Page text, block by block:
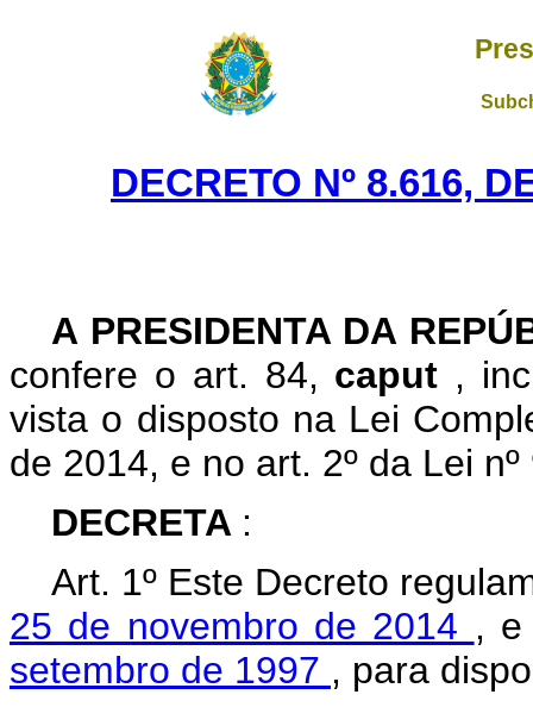
DECRETO Nº 8.616,
A PRESIDENTA DA
confere o art. 84, caput ,
vista o disposto na Lei
de 2014, e no art. 2º da Lei
DECRETA :
Art. 1º Este Decreto
25 de novembro de 2014 ,
setembro de 1997 , para